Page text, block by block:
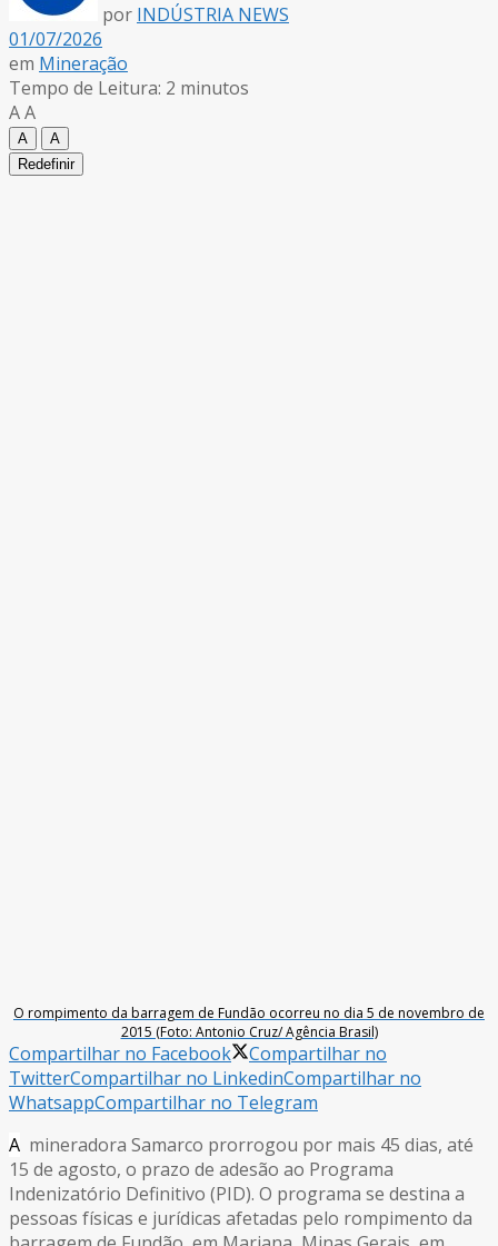
por INDÚSTRIA NEWS
01/07/2026
em Mineração
Tempo de Leitura: 2 minutos
AA
A
A
Redefinir
O rompimento da barragem de Fundão ocorreu no dia 5 de novembro de
2015 (Foto: Antonio Cruz/ Agência Brasil)
Compartilhar no Facebook
Compartilhar no
TwitterCompartilhar no LinkedinCompartilhar no
WhatsappCompartilhar no Telegram
A mineradora Samarco prorrogou por mais 45 dias, até
15 de agosto, o prazo de adesão ao Programa
Indenizatório Definitivo (PID). O programa se destina a
pessoas físicas e jurídicas afetadas pelo rompimento da